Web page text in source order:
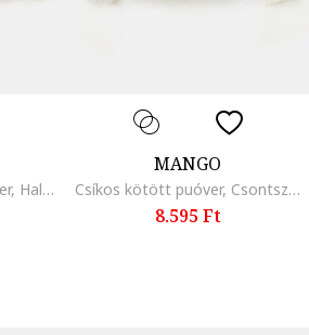
Raglánujjú kötött pulóver, Halványkék
MANGO
Csíkos kötött puóver, Csontszín/Tengerészkék
8.595 Ft